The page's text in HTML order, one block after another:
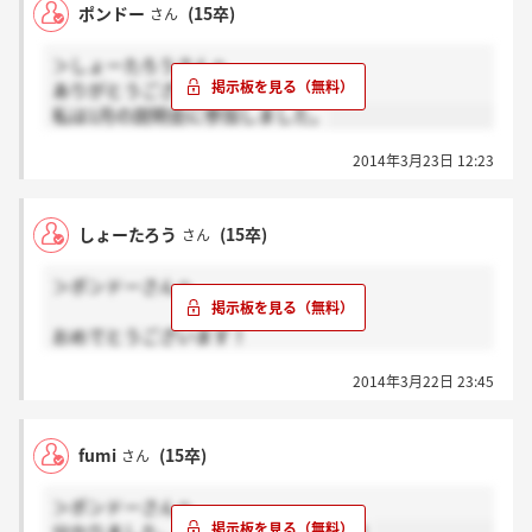
ポンドー さん (15卒)
＞しょーたろうさんへ
ありがとうございます！
私は1月の説明会に参加しました。
2014年3月23日 12:23
しょーたろう さん (15卒)
＞ポンドーさんへ
おめでとうございます！
ポンドーさんはいつの説明会に参加されたんですか？
2014年3月22日 23:45
fumi さん (15卒)
＞ポンドーさんへ